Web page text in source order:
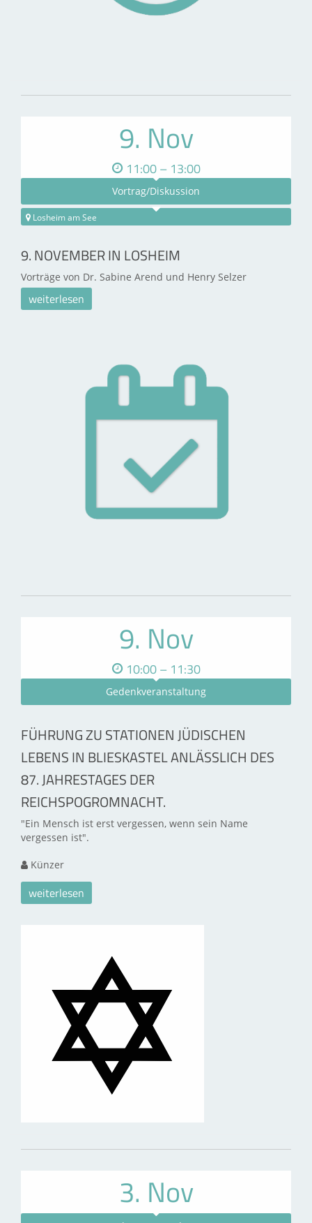
9. Nov
11:00 – 13:00
Vortrag/Diskussion
Losheim am See
9. NOVEMBER IN LOSHEIM
Vorträge von Dr. Sabine Arend und Henry Selzer
weiterlesen
9. Nov
10:00 – 11:30
Gedenkveranstaltung
FÜHRUNG ZU STATIONEN JÜDISCHEN
LEBENS IN BLIESKASTEL ANLÄSSLICH DES
87. JAHRESTAGES DER
REICHSPOGROMNACHT.
"Ein Mensch ist erst vergessen, wenn sein Name
vergessen ist".
Künzer
weiterlesen
3. Nov